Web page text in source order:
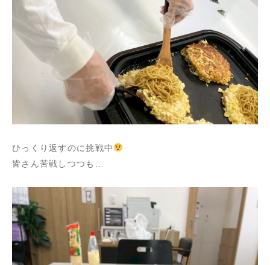
ひっくり返すのに挑戦中
皆さん苦戦しつつも…